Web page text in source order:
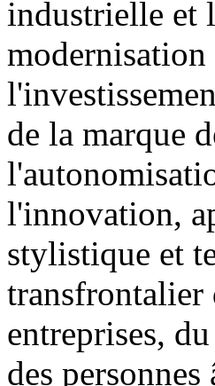
industrielle et
de la marque
l'innovation,
stylistique et
transfrontalier
entreprises,
des